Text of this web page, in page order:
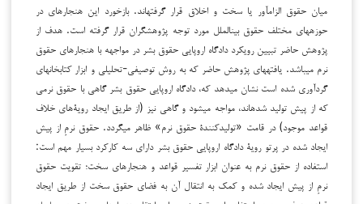
میان حقوق الزام­آور یا سخت و اخلاق قرار گرفته­اند. بازخورد این هنجارهای در
حوزه­های مختلف حقوق بین­الملل مورد توجه پژوهشگران قرار گرفته است. هدف از
پژوهش حاضر تبیین رویکرد دادگاه اروپایی حقوق بشر در مواجهه با هنجارهای حقوق
نرم می­باشد. یافته­های پژوهش حاضر که به روش توصیفی-تحلیلی و ابزار کتابخانه­ای
گردآوری شده است نشان می­دهد که، دادگاه اروپایی حقوق بشر گاهی با حقوق نرمی
که از پیش تولید شده­اند، مواجه می­شود و گاهی نیز (از طریق ایجاد رویةهای خلاف
قواعد موجود) در قامت «تولید­کنندة حقوق نرم» ظاهر می­گردد. حقوق نرمِ از پیش
ایجاد شده در پرتو رویة دادگاه اروپایی حقوق بشر دارای سه کارکرد بسیار مهم است:
استفاده از حقوق نرم به عنوان ابزار تفسیر قواعد و هنجارهای سخت؛ تقویت حقوق
نرمِ از پیش ایجاد شده و کمک به انتقال آن به فضای حقوق سخت از طریق ایجاد